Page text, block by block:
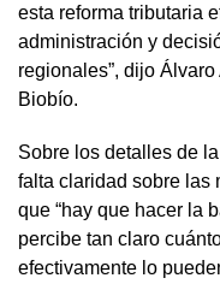
esta reforma tributaria
administración y
regionales”, dijo
Biobío.
Sobre los detalles de
falta claridad sobre las
que “hay que hacer la
percibe tan claro
efectivamente lo